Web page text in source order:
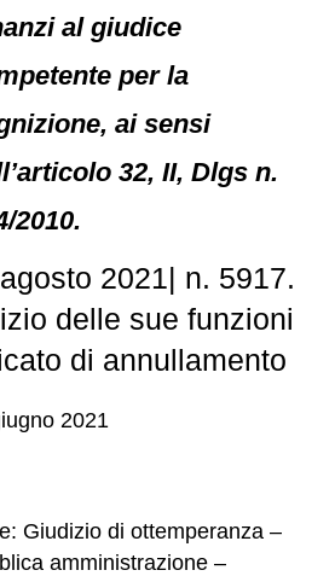
al giudice
per la
ai sensi
32, II, Dlgs n.
2010.
2021| n. 5917.
delle sue funzioni
di annullamento
2021
Giudizio di ottemperanza –
amministrazione –